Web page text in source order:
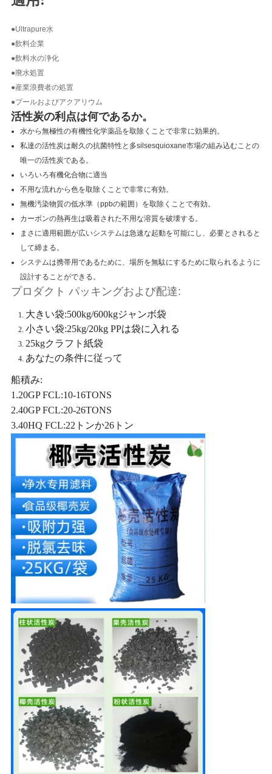
●Ultrapure水
●飲料企業
●飲料水の浄化
●廃水処置
●産業浪費者の処置
●プールおよびアクアリウム
活性炭の利点は何であるか。
水から無極性の有機性化学薬品を取除くことで非常に効果的。
私達の活性炭は耐久の抗菌特性と多silsesquioxane市場の組み込むことの
唯一の活性炭である。
いろいろ有機化合物に適当
不用な流れから色を取除くことで非常に有効。
無機汚染物質の低水準（ppbの範囲）を取除くことで有効。
カーボンの熱再生は吸着された不用な溶質を破壊する。
まさに適用範囲が広いシステムは急速な起動を可能にし、必要とされると
して締まる。
システムは携帯用であるために、場所を無駄にするために取られるように
設計することができる。
プロダクト パッキングおよび配達:
大きい袋:500kg/600kgジャンボ袋
小さい袋:25kg/20kg PPは袋に入れる
25kgクラフト紙袋
あなたの条件に従って
船積み:
1.20GP FCL:10-16TONS
2.40GP FCL:20-26TONS
3.40HQ FCL:22トンか26トン